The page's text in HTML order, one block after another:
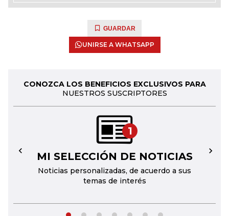
GUARDAR
UNIRSE A WHATSAPP
CONOZCA LOS BENEFICIOS EXCLUSIVOS PARA
NUESTROS SUSCRIPTORES
1
MI SELECCIÓN DE NOTICIAS
Noticias personalizadas, de acuerdo a sus
temas de interés
← →